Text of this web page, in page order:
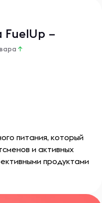
FuelUp –
↑
питания, который
и активных
продуктами
целей.
оптимизированы